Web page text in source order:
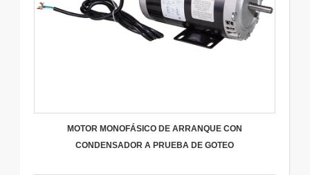
MOTOR MONOFÁSICO DE ARRANQUE CON
CONDENSADOR A PRUEBA DE GOTEO